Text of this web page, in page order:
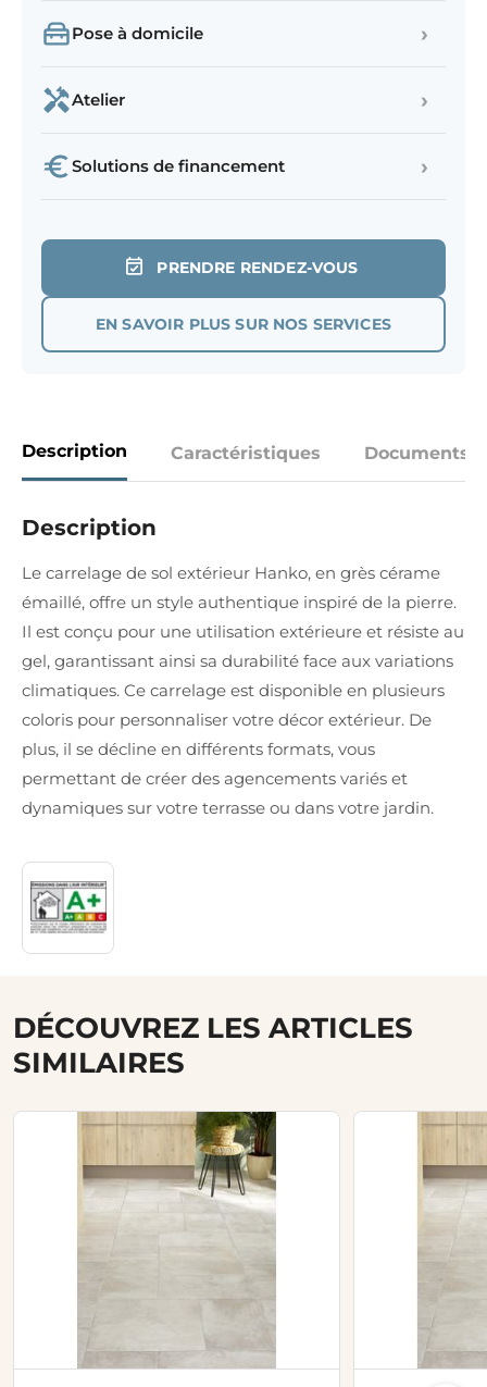
Pose à domicile ›
Atelier ›
Solutions de financement ›
PRENDRE RENDEZ-VOUS
EN SAVOIR PLUS SUR NOS SERVICES
Description Caractéristiques Documents
Description
Le carrelage de sol extérieur Hanko, en grès cérame
émaillé, offre un style authentique inspiré de la pierre.
Il est conçu pour une utilisation extérieure et résiste au
gel, garantissant ainsi sa durabilité face aux variations
climatiques. Ce carrelage est disponible en plusieurs
coloris pour personnaliser votre décor extérieur. De
plus, il se décline en différents formats, vous
permettant de créer des agencements variés et
dynamiques sur votre terrasse ou dans votre jardin.
DÉCOUVREZ LES ARTICLES
SIMILAIRES